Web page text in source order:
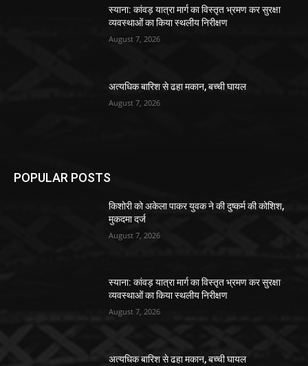
स्याना: कांवड़ यात्रा मार्ग का विस्तृत भ्रमण कर सुरक्षा
व्यवस्थाओं का किया स्थलीय निरीक्षण
August 7, 2026
अत्यधिक बारिश से ढहा मकान, बच्ची घायल
August 7, 2026
POPULAR POSTS
किशोरी को अकेला पाकर युवक ने की दुष्कर्म की कोशिश,
मुकदमा दर्ज
August 7, 2026
स्याना: कांवड़ यात्रा मार्ग का विस्तृत भ्रमण कर सुरक्षा
व्यवस्थाओं का किया स्थलीय निरीक्षण
August 7, 2026
अत्यधिक बारिश से ढहा मकान, बच्ची घायल